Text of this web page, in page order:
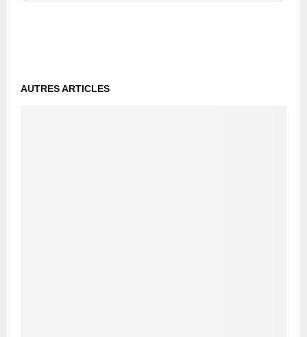
AUTRES ARTICLES